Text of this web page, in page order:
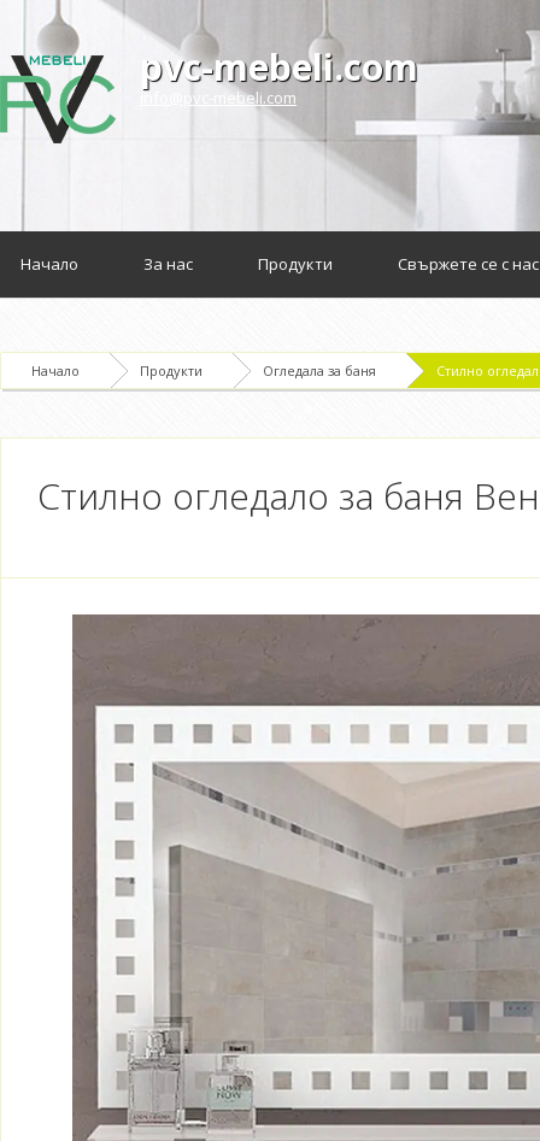
pvc-mebeli.com
info@pvc-mebeli.com
Начало За нас Продукти Свържете се с нас
Начало Продукти Огледала за баня Стилно
Стилно огледало за баня